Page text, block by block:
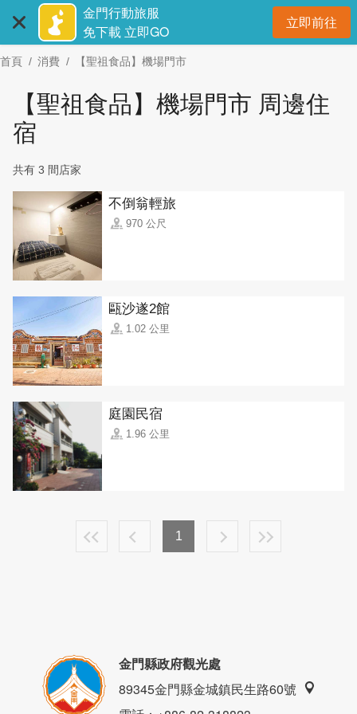
主
要
金門行動旅服
免下載 立即GO
立即前往開
首頁 消費 【聖祖食品】機場門市
【聖祖食品】機場門市 周邊住
宿
共有 3 間店家
不倒翁輕旅
970 公尺
甌沙遂2館
1.02 公里
庭園民宿
1.96 公里
1
金門縣政府觀光處
89345金門縣金城鎮民生路60號